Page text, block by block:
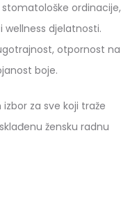
ordinacije,
djelatnosti.
otpornost na
boje.
izbor za sve koji traže
žensku radnu